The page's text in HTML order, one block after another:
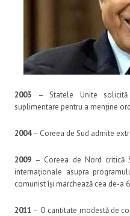
2003
– Statele Unite
suplimentare pentru a menține
2004– Coreea de Sud admite
2009 – Coreea de Nord critică
internaționale asupra
comunist își marchează cea de-a
2011 – O cantitate modestă de